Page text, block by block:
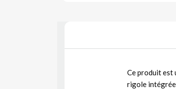
Ce produit est
rigole